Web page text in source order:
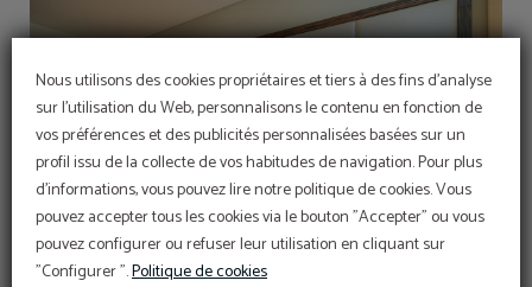
Nous utilisons des cookies propriétaires et tiers à des fins d'analyse
sur l'utilisation du Web, personnalisons le contenu en fonction de
vos préférences et des publicités personnalisées basées sur un
profil issu de la collecte de vos habitudes de navigation. Pour plus
d'informations, vous pouvez lire notre politique de cookies. Vous
pouvez accepter tous les cookies via le bouton "Accepter" ou vous
pouvez configurer ou refuser leur utilisation en cliquant sur
"Configurer ".Politique de cookies